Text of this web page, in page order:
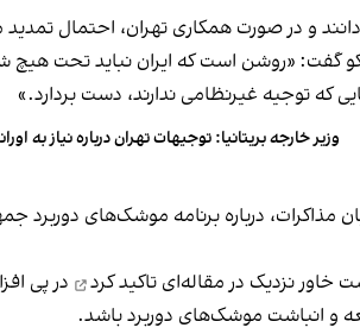
و در صورت همکاری تهران، احتمال
گفت: «روشن است که ایران نباید تحت هیچ
که توجیه غیرنظامی ندارند، دست بردارد.»
وزیر خارجه بریتانیا: توجیهات تهران درباره نیاز به اورانیوم ۶۰ درصدی
مذاکرات، درباره برنامه موشک‌های دوربرد
تاکید کرد
در پی
و انباشت موشک‌های دوربرد باشد.